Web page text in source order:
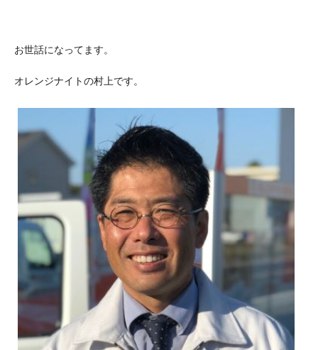
お世話になってます。
オレンジナイトの村上です。